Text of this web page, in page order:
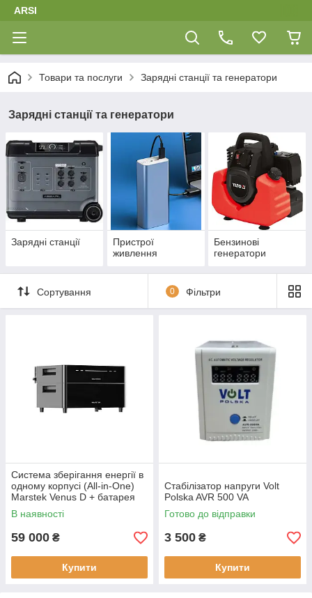
ARSI
Товари та послуги Зарядні станції та генератори
Зарядні станції та генератори
Зарядні станції
Пристрої
живлення
Бензинові
генератори
Сортування 0 Фільтри
Система зберігання енергії в
одному корпусі (All-in-One)
Marstek Venus D + батарея
2560 Wh
В наявності
59 000 ₴
Купити
Стабілізатор напруги Volt
Polska AVR 500 VA
Готово до відправки
3 500 ₴
Купити